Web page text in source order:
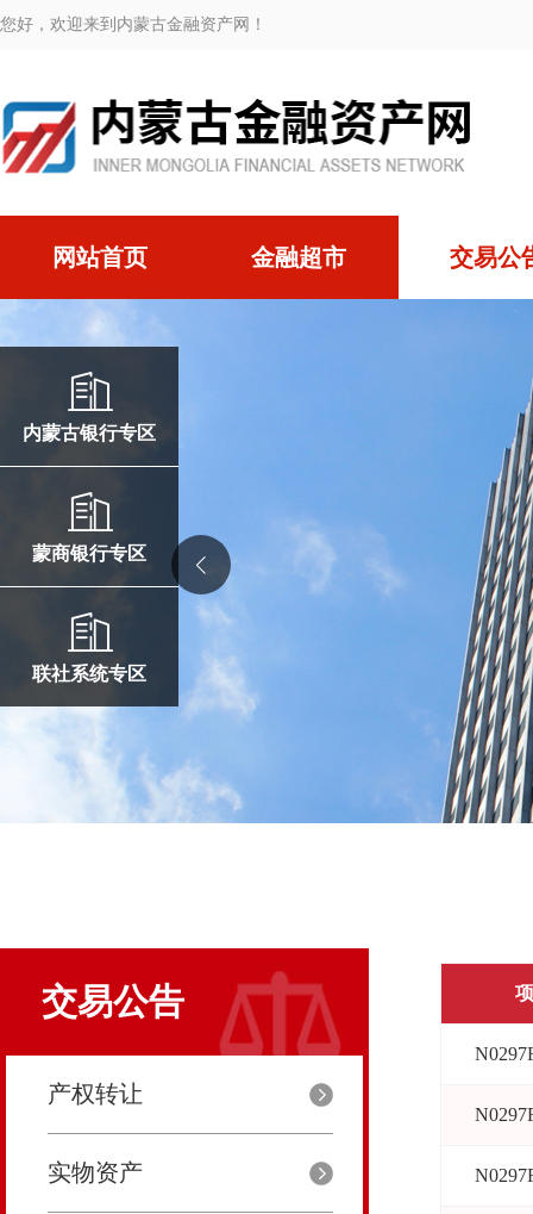
您好，欢迎来到内蒙古金融资产网！
网站首页 金融超市 交易公
内蒙古银行专区
蒙商银行专区
联社系统专区
交易公告
产权转让
实物资产